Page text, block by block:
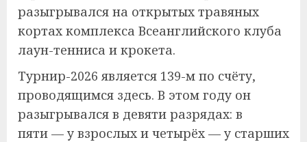
разыгрывался на открытых травяных
кортах комплекса Всеанглийского клуба
лаун-тенниса и крокета.
Турнир-2026 является 139-м по счёту,
проводящимся здесь. В этом году он
разыгрывался в девяти разрядах: в
пяти — у взрослых и четырёх — у старших